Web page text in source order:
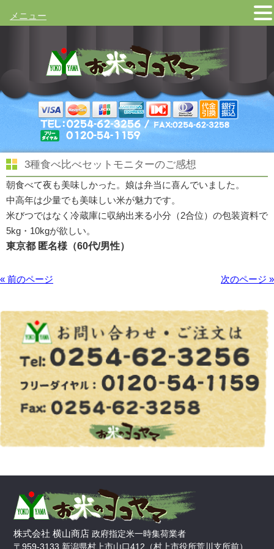
3種食べ比べセットモニターのご感想
朝食べて夜も美味しかった。娘は弁当に喜んでいました。
中高年は少量でも美味しい米が魅力です。
米びつではなく冷蔵庫に収納出来る小分（2合位）の包装資料で
5kg・10kgが欲しい。
東京都 匿名様（60代/男性）
« 前のページ 次のページ »
株式会社 横山商店 政府指定米一時集荷業者
〒959-3133 新潟県村上市山口412（村上市役所荒川支所前）
メニュー